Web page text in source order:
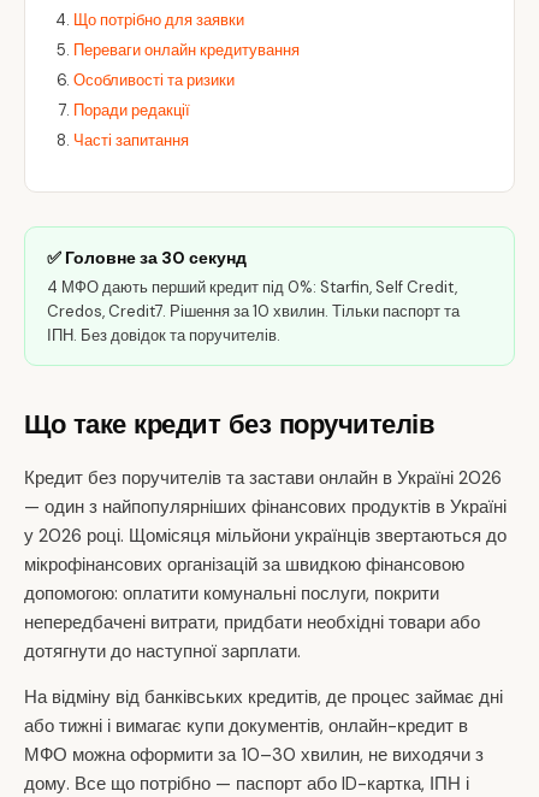
Що потрібно для заявки
Переваги онлайн кредитування
Особливості та ризики
Поради редакції
Часті запитання
✅ Головне за 30 секунд
4 МФО дають перший кредит під 0%: Starfin, Self Credit,
Credos, Credit7. Рішення за 10 хвилин. Тільки паспорт та
ІПН. Без довідок та поручителів.
Що таке кредит без поручителів
Кредит без поручителів та застави онлайн в Україні 2026
— один з найпопулярніших фінансових продуктів в Україні
у 2026 році. Щомісяця мільйони українців звертаються до
мікрофінансових організацій за швидкою фінансовою
допомогою: оплатити комунальні послуги, покрити
непередбачені витрати, придбати необхідні товари або
дотягнути до наступної зарплати.
На відміну від банківських кредитів, де процес займає дні
або тижні і вимагає купи документів, онлайн-кредит в
МФО можна оформити за 10–30 хвилин, не виходячи з
дому. Все що потрібно — паспорт або ID-картка, ІПН і